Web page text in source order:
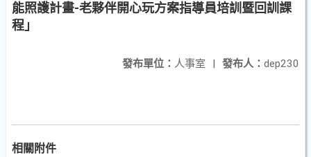
能照護計畫-老夥伴開心玩方案指導員培訓暨回訓課
程」
發布人： dep230
發布單位： 人事室 |
相關附件